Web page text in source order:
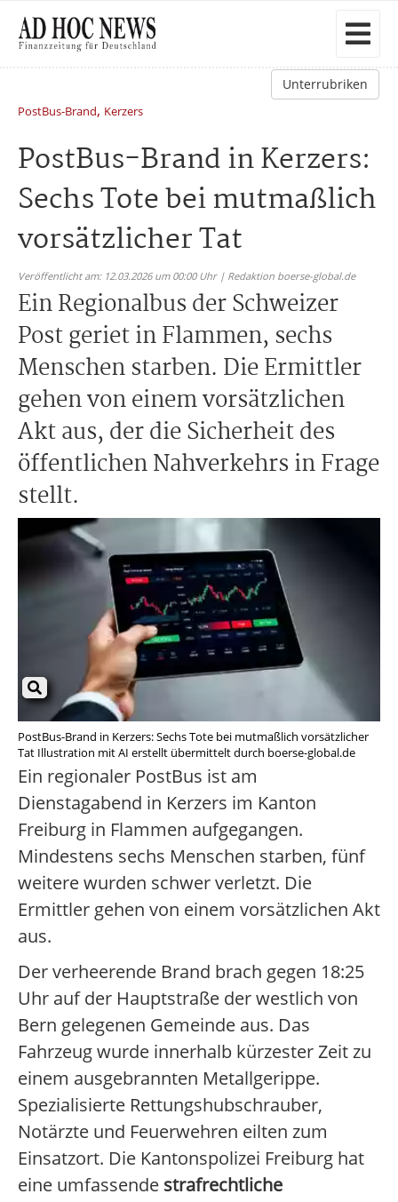
Unterrubriken
PostBus-Brand, Kerzers
PostBus-Brand in Kerzers:
Sechs Tote bei mutmaßlich
vorsätzlicher Tat
Veröffentlicht am: 12.03.2026 um 00:00 Uhr | Redaktion boerse-global.de
Ein Regionalbus der Schweizer
Post geriet in Flammen, sechs
Menschen starben. Die Ermittler
gehen von einem vorsätzlichen
Akt aus, der die Sicherheit des
öffentlichen Nahverkehrs in Frage
stellt.
PostBus-Brand in Kerzers: Sechs Tote bei mutmaßlich vorsätzlicher
Tat Illustration mit AI erstellt übermittelt durch boerse-global.de
Ein regionaler PostBus ist am
Dienstagabend in Kerzers im Kanton
Freiburg in Flammen aufgegangen.
Mindestens sechs Menschen starben, fünf
weitere wurden schwer verletzt. Die
Ermittler gehen von einem vorsätzlichen Akt
aus.
Der verheerende Brand brach gegen 18:25
Uhr auf der Hauptstraße der westlich von
Bern gelegenen Gemeinde aus. Das
Fahrzeug wurde innerhalb kürzester Zeit zu
einem ausgebrannten Metallgerippe.
Spezialisierte Rettungshubschrauber,
Notärzte und Feuerwehren eilten zum
Einsatzort. Die Kantonspolizei Freiburg hat
eine umfassende strafrechtliche